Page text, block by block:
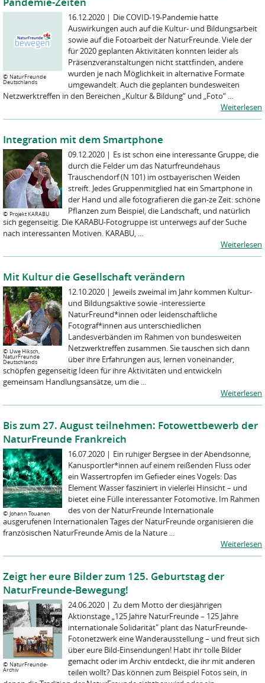
© NaturFreunde
Deutschlands
16.12.2020 | Die COVID-19-Pandemie hatte
Auswirkungen auch auf die Kultur- und Bildungsarbeit
sowie auf die Fotoarbeit der NaturFreunde. Viele der
für 2020 geplanten Aktivitäten konnten leider als
Präsenzveranstaltungen nicht stattfinden, andere
wurden je nach Möglichkeit in alternative Formate
umgewandelt. Auch die geplanten bundesweiten
Netzwerktreffen in den Bereichen „Kultur & Bildung“ und „Foto“ ...
Weiterlesen
Integration mit dem Smartphone
© Projekt KARABU
09.12.2020 | Es ist schon eine interessante Gruppe, die
durch die Felder um das Naturfreundehaus
Trauschendorf (N 101) im ostbayerischen Weiden
streift. Jedes Gruppenmitglied hat ein Smartphone in
der Hand und alle fotografieren die gan-ze Zeit: schöne
Pflanzen zum Beispiel, die Landschaft, und natürlich
sich gegenseitig. Die KARABU-Fotogruppe ist unterwegs auf der Suche
nach interessanten Motiven. KARABU, ...
Weiterlesen
Mit Kultur die Gesellschaft verändern
© Uwe Hiksch,
NaturFreunde
Deutschlands
12.10.2020 | Jeweils zweimal im Jahr kommen Kultur-
und Bildungsaktive sowie -interessierte
NaturFreund*innen oder leidenschaftliche
Fotograf*innen aus unterschiedlichen
Landesverbänden im Rahmen von bundesweiten
Netzwerktreffen zusammen. Sie tauschen sich dann
über ihre Erfahrungen aus, lernen voneinander,
schöpfen gegenseitig Ideen für ihre Aktivitäten und entwickeln
gemeinsam Handlungsansätze, um die ...
Weiterlesen
Bis zum 27. August teilnehmen: Fotowettbewerb der
NaturFreunde Frankreich
© Johann Touanen
16.07.2020 | Ein ruhiger Bergsee in der Abendsonne,
Kanusportler*innen auf einem reißenden Fluss oder
ein Wassertropfen im Gefieder eines Vogels: Das
Element Wasser fasziniert in vielerlei Hinsicht – und
bietet eine Fülle interessanter Fotomotive. Im Rahmen
des von der NaturFreunde Internationale
ausgerufenen Internationalen Tages der NaturFreunde organisieren die
französischen NaturFreunde Amis de la Nature ...
Weiterlesen
Zeigt her eure Bilder zum 125. Geburtstag der
NaturFreunde-Bewegung!
© NaturFreunde-
Archiv
24.06.2020 | Zu dem Motto der diesjährigen
Aktionstage „125 Jahre NaturFreunde – 125 Jahre
internationale Solidarität" plant das NaturFreunde-
Fotonetzwerk eine Wanderausstellung – und freut sich
über eure Bild-Einsendungen! Habt ihr tolle Bilder
gemacht oder im Archiv entdeckt, die ihr mit anderen
teilen wollt? Das können zum Beispiel Fotos sein, in